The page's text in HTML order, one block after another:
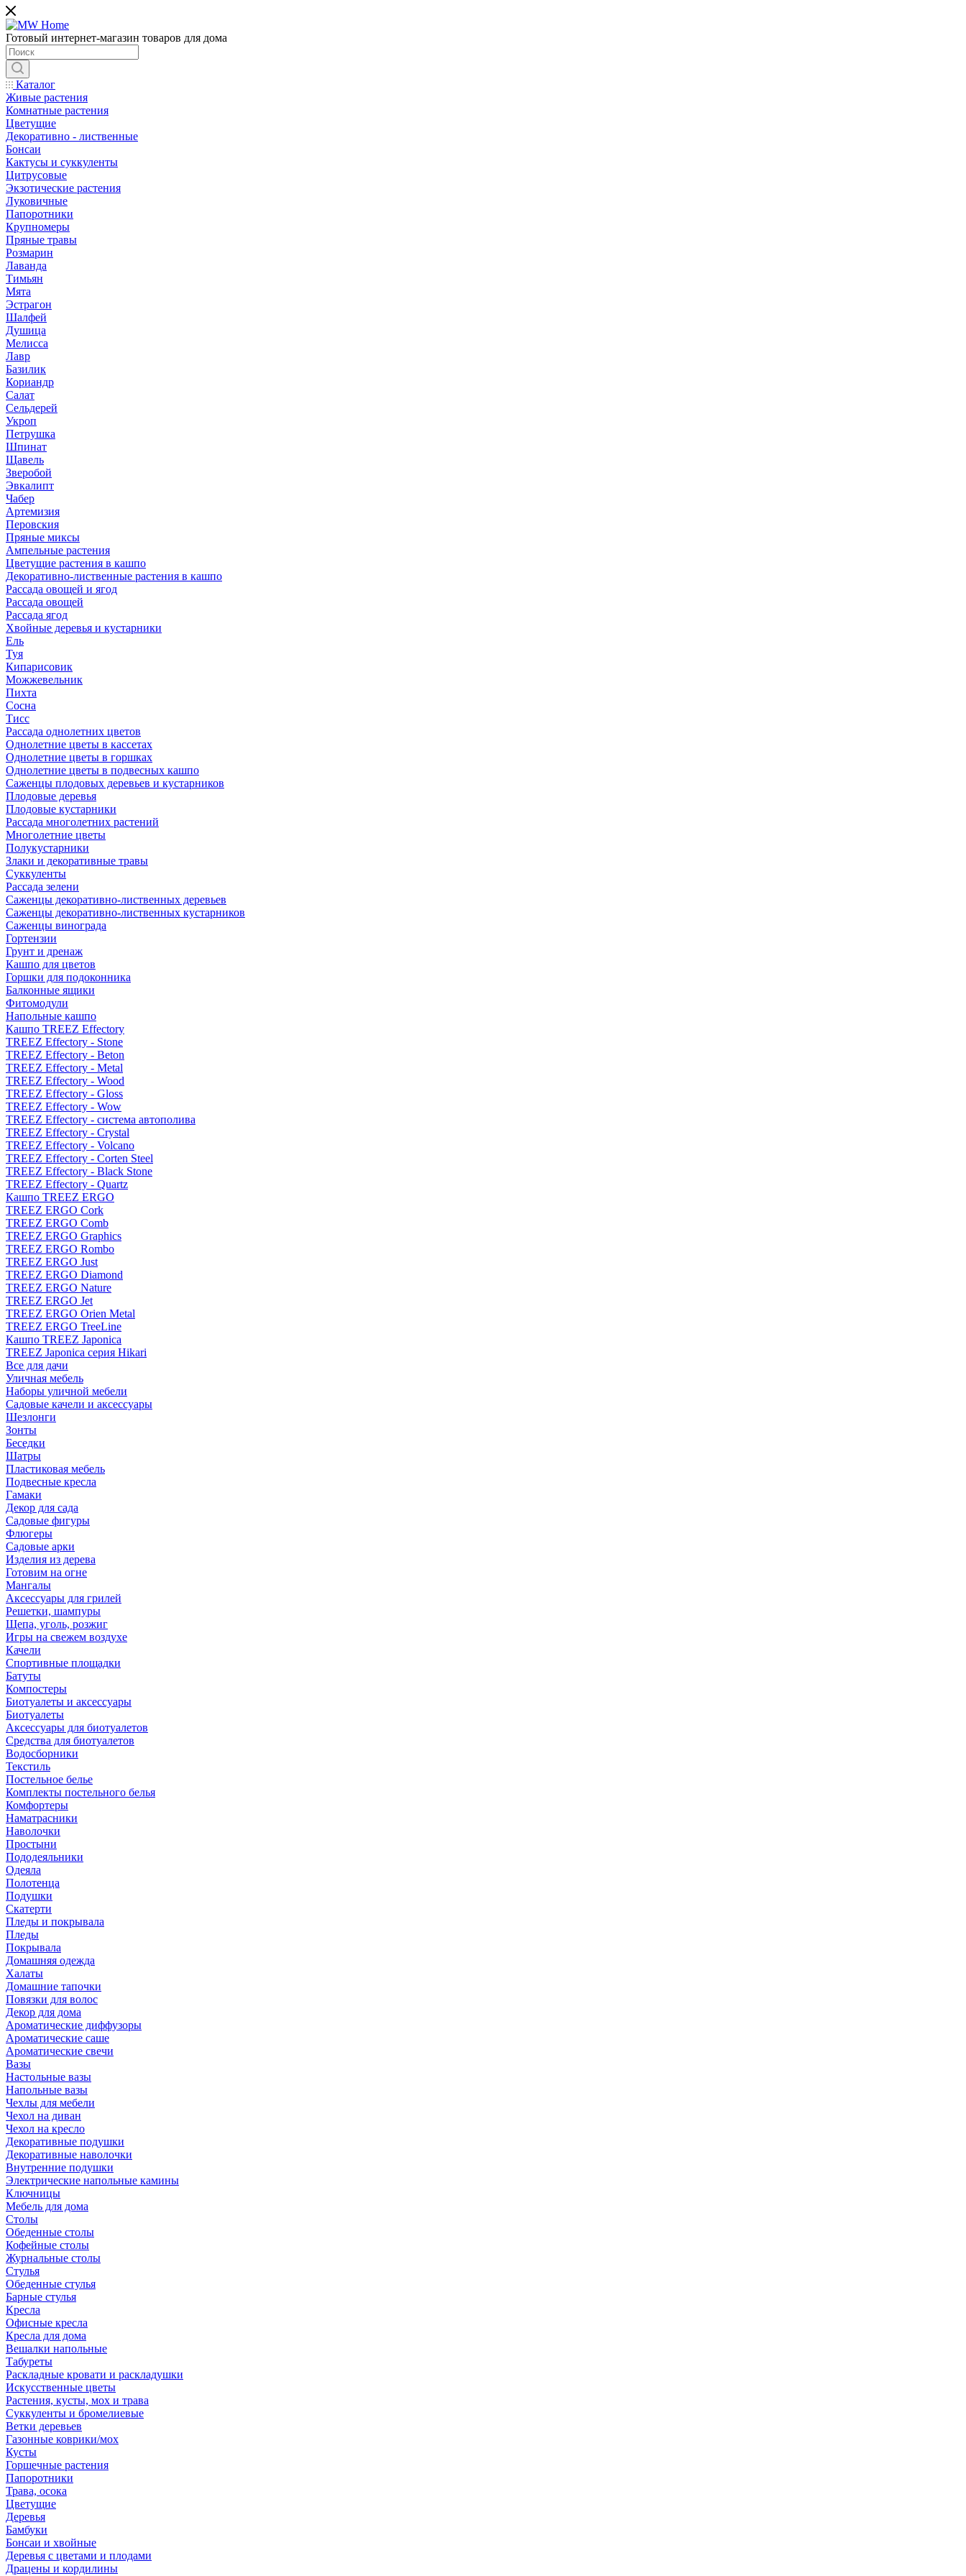
Готовый интернет-магазин товаров для дома
Каталог
Живые растения
Комнатные растения
Цветущие
Декоративно - лиственные
Бонсаи
Кактусы и суккуленты
Цитрусовые
Экзотические растения
Луковичные
Папоротники
Крупномеры
Пряные травы
Розмарин
Лаванда
Тимьян
Мята
Эстрагон
Шалфей
Душица
Мелисса
Лавр
Базилик
Кориандр
Салат
Сельдерей
Укроп
Петрушка
Шпинат
Щавель
Зверобой
Эвкалипт
Чабер
Артемизия
Перовския
Пряные миксы
Ампельные растения
Цветущие растения в кашпо
Декоративно-лиственные растения в кашпо
Рассада овощей и ягод
Рассада овощей
Рассада ягод
Хвойные деревья и кустарники
Ель
Туя
Кипарисовик
Можжевельник
Пихта
Сосна
Тисc
Рассада однолетних цветов
Однолетние цветы в кассетах
Однолетние цветы в горшках
Однолетние цветы в подвесных кашпо
Саженцы плодовых деревьев и кустарников
Плодовые деревья
Плодовые кустарники
Рассада многолетних растений
Многолетние цветы
Полукустарники
Злаки и декоративные травы
Суккуленты
Рассада зелени
Саженцы декоративно-лиственных деревьев
Саженцы декоративно-лиственных кустарников
Саженцы винограда
Гортензии
Грунт и дренаж
Кашпо для цветов
Горшки для подоконника
Балконные ящики
Фитомодули
Напольные кашпо
Кашпо TREEZ Effectory
TREEZ Effectory - Stone
TREEZ Effectory - Beton
TREEZ Effectory - Metal
TREEZ Effectory - Wood
TREEZ Effectory - Gloss
TREEZ Effectory - Wow
TREEZ Effectory - система автополива
TREEZ Effectory - Crystal
TREEZ Effectory - Volcano
TREEZ Effectory - Corten Steel
TREEZ Effectory - Black Stone
TREEZ Effectory - Quartz
Кашпо TREEZ ERGO
TREEZ ERGO Cork
TREEZ ERGO Comb
TREEZ ERGO Graphics
TREEZ ERGO Rombo
TREEZ ERGO Just
TREEZ ERGO Diamond
TREEZ ERGO Nature
TREEZ ERGO Jet
TREEZ ERGO Orien Metal
TREEZ ERGO TreeLine
Кашпо TREEZ Japonica
TREEZ Japonica серия Hikari
Все для дачи
Уличная мебель
Наборы уличной мебели
Садовые качели и аксессуары
Шезлонги
Зонты
Беседки
Шатры
Пластиковая мебель
Подвесные кресла
Гамаки
Декор для сада
Садовые фигуры
Флюгеры
Садовые арки
Изделия из дерева
Готовим на огне
Мангалы
Аксессуары для грилей
Решетки, шампуры
Щепа, уголь, розжиг
Игры на свежем воздухе
Качели
Спортивные площадки
Батуты
Компостеры
Биотуалеты и аксессуары
Биотуалеты
Аксессуары для биотуалетов
Средства для биотуалетов
Водосборники
Текстиль
Постельное белье
Комплекты постельного белья
Комфортеры
Наматрасники
Наволочки
Простыни
Пододеяльники
Одеяла
Полотенца
Подушки
Скатерти
Пледы и покрывала
Пледы
Покрывала
Домашняя одежда
Халаты
Домашние тапочки
Повязки для волос
Декор для дома
Ароматические диффузоры
Ароматические саше
Ароматические свечи
Вазы
Настольные вазы
Напольные вазы
Чехлы для мебели
Чехол на диван
Чехол на кресло
Декоративные подушки
Декоративные наволочки
Внутренние подушки
Электрические напольные камины
Ключницы
Мебель для дома
Столы
Обеденные столы
Кофейные столы
Журнальные столы
Стулья
Обеденные стулья
Барные стулья
Кресла
Офисные кресла
Кресла для дома
Вешалки напольные
Табуреты
Раскладные кровати и раскладушки
Искусственные цветы
Растения, кусты, мох и трава
Суккуленты и бромелиевые
Ветки деревьев
Газонные коврики/мох
Кусты
Горшечные растения
Папоротники
Трава, осока
Цветущие
Деревья
Бамбуки
Бонсаи и хвойные
Деревья с цветами и плодами
Драцены и кордилины